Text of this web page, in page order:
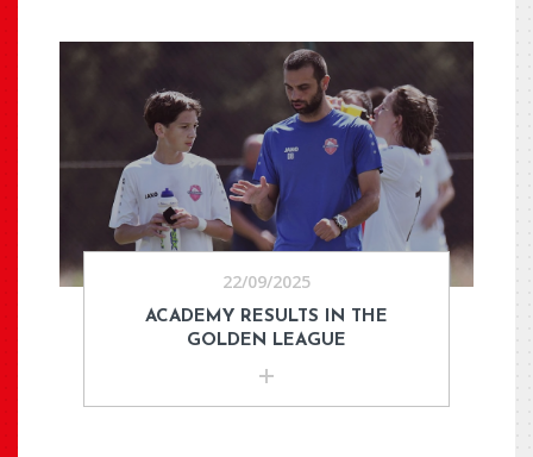
22/09/2025
ACADEMY RESULTS IN THE
GOLDEN LEAGUE